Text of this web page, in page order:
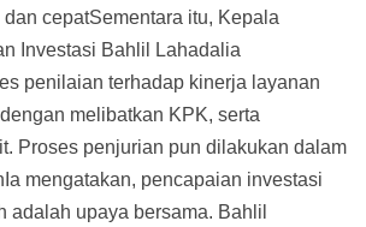
cepatSementara itu, Kepala
Investasi Bahlil Lahadalia
penilaian terhadap kinerja layanan
melibatkan KPK, serta
Proses penjurian pun dilakukan dalam
mengatakan, pencapaian investasi
adalah upaya bersama. Bahlil